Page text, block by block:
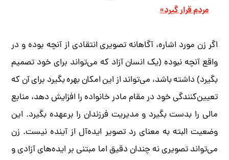
مردم قرار گیرد»
اگر زن مورد اشاره، آگاهانه تصویری انتقادی از آنچه بوده و در
واقع آنچه نبوده (یک انسان آزاد که می‌تواند برای خود تصمیم
بگیرد) داشته باشد، می‌تواند از این امکان بهره بگیرد برای آن که
تعیین‌کنندگی خود در مقام مادر خانواده را افزایش دهد، منابع
مالی را بدست بگیرد و مدیریت فرزندان را برعهده بگیرد. این
وضعیت البته به معنای رد تصویر ایده‌آل از آینده نیست. زن
می‌تواند تصویری نه چندان دقیق اما مبتنی بر ایده‌های آزادی و